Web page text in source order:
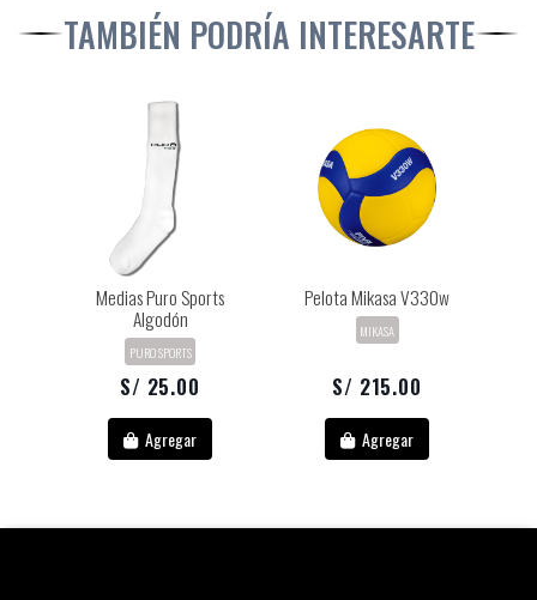
TAMBIÉN PODRÍA INTERESARTE
Medias Puro Sports
Algodón
PURO SPORTS
S/ 25.00
Agregar
Pelota Mikasa V330w
MIKASA
S/ 215.00
Agregar